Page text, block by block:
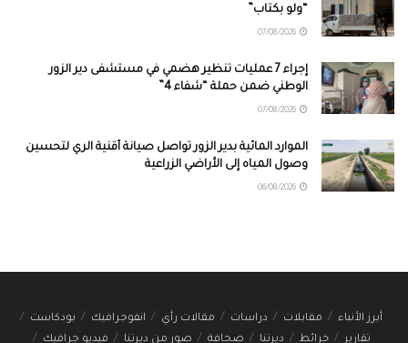
“ولو بكتاب”
إجراء 7 عمليات تنظير هضمي في مستشفى دير الزور
الوطني ضمن حملة “شفاء 4”
الموارد المائية بدير الزور تواصل صيانة أقنية الري لتحسين
وصول المياه إلى الأراضي الزراعية
أبرز الأنباء مقابلات دراسات مقالات رأي انفوجرافيك
بودكاست
تقارير
خرائط ديرتنا صحافة صور من ديرتنا فيديو جرافيك